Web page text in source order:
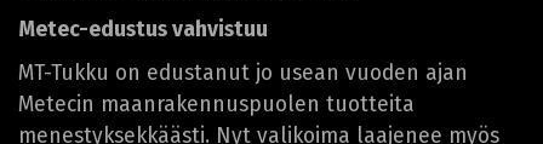
Metec-edustus vahvistuu
MT-Tukku on edustanut jo usean vuoden ajan
Metecin maanrakennuspuolen tuotteita
menestyksekkäästi. Nyt valikoima laajenee myös